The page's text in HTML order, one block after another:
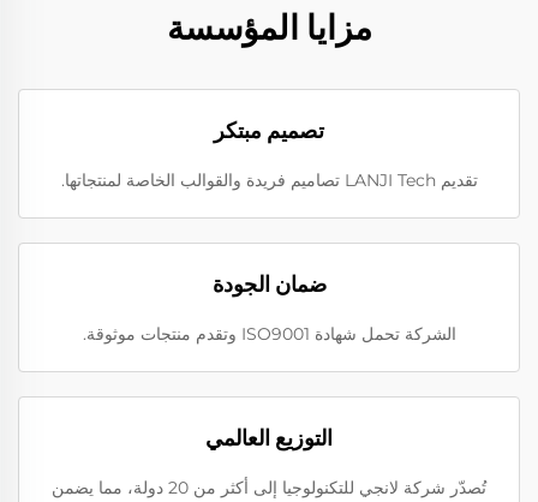
مزايا المؤسسة
تصميم مبتكر
تقديم LANJI Tech تصاميم فريدة والقوالب الخاصة لمنتجاتها.
ضمان الجودة
الشركة تحمل شهادة ISO9001 وتقدم منتجات موثوقة.
التوزيع العالمي
تُصدّر شركة لانجي للتكنولوجيا إلى أكثر من 20 دولة، مما يضمن